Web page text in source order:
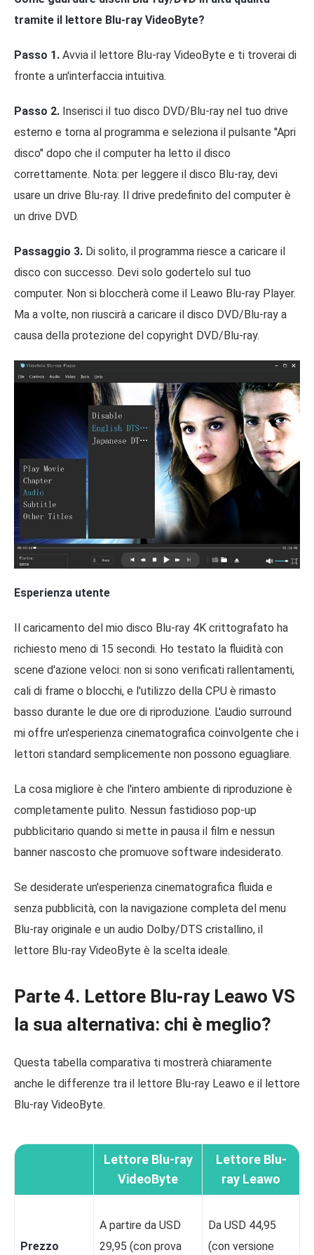
tramite il lettore Blu-ray VideoByte?
Passo 1. Avvia il lettore Blu-ray VideoByte e ti troverai di
fronte a un'interfaccia intuitiva.
Passo 2. Inserisci il tuo disco DVD/Blu-ray nel tuo drive
esterno e torna al programma e seleziona il pulsante "Apri
disco" dopo che il computer ha letto il disco
correttamente. Nota: per leggere il disco Blu-ray, devi
usare un drive Blu-ray. Il drive predefinito del computer è
un drive DVD.
Passaggio 3. Di solito, il programma riesce a caricare il
disco con successo. Devi solo godertelo sul tuo
computer. Non si bloccherà come il Leawo Blu-ray Player.
Ma a volte, non riuscirà a caricare il disco DVD/Blu-ray a
causa della protezione del copyright DVD/Blu-ray.
Esperienza utente
Il caricamento del mio disco Blu-ray 4K crittografato ha
richiesto meno di 15 secondi. Ho testato la fluidità con
scene d'azione veloci: non si sono verificati rallentamenti,
cali di frame o blocchi, e l'utilizzo della CPU è rimasto
basso durante le due ore di riproduzione. L'audio surround
mi offre un'esperienza cinematografica coinvolgente che i
lettori standard semplicemente non possono eguagliare.
La cosa migliore è che l'intero ambiente di riproduzione è
completamente pulito. Nessun fastidioso pop-up
pubblicitario quando si mette in pausa il film e nessun
banner nascosto che promuove software indesiderato.
Se desiderate un'esperienza cinematografica fluida e
senza pubblicità, con la navigazione completa del menu
Blu-ray originale e un audio Dolby/DTS cristallino, il
lettore Blu-ray VideoByte è la scelta ideale.
Parte 4. Lettore Blu-ray Leawo VS
la sua alternativa: chi è meglio?
Questa tabella comparativa ti mostrerà chiaramente
anche le differenze tra il lettore Blu-ray Leawo e il lettore
Blu-ray VideoByte.
Lettore Blu-ray
VideoByte
Lettore Blu-
ray Leawo
Prezzo
A partire da USD
29,95 (con prova
Da USD 44,95
(con versione